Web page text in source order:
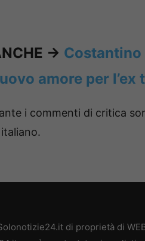
->
amore per l’ex
i commenti di critica
di proprietà di